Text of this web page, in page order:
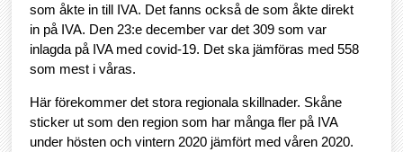
som åkte in till IVA. Det fanns också de som åkte direkt
in på IVA. Den 23:e december var det 309 som var
inlagda på IVA med covid-19. Det ska jämföras med 558
som mest i våras.
Här förekommer det stora regionala skillnader. Skåne
sticker ut som den region som har många fler på IVA
under hösten och vintern 2020 jämfört med våren 2020.